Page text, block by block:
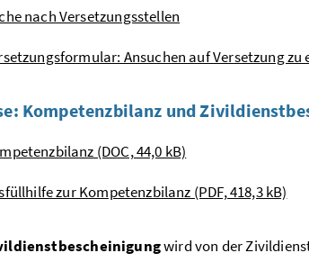
nach Versetzungsstellen
Ansuchen auf Versetzung zu
Kompetenzbilanz und
(DOC, 44,0 kB)
zur Kompetenzbilanz (PDF, 418,3 kB)
wird von der